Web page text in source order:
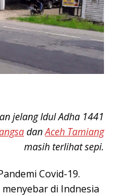
jelang Idul Adha 1441
danAceh Tamiang
masih terlihat sepi.
Covid-19.
di Indnesia